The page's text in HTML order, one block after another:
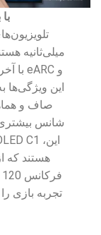
این ویژگی‌ها
صاف و
شانس بیشتری
تجربه بازی